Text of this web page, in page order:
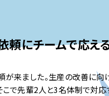
頼にチームで応え
来ました。生産の改善に向
で先輩2人と3名体制で対応